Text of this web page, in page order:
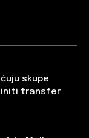
skupe
transfer